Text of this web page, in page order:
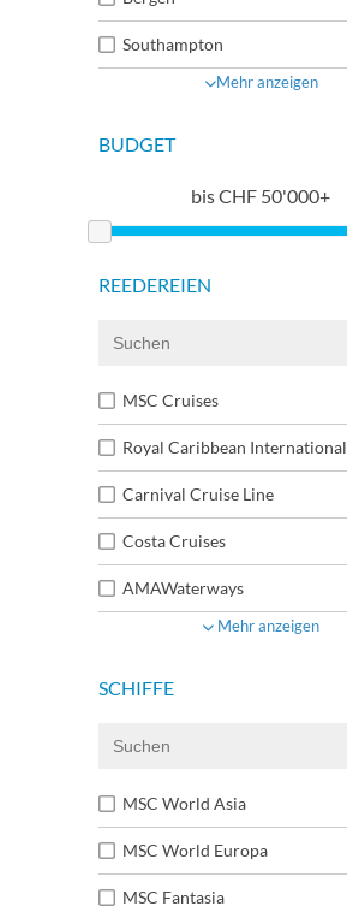
Southampton
Mehr anzeigen
BUDGET
bisCHF 50'000+
REEDEREIEN
MSC Cruises
Royal Caribbean International
Carnival Cruise Line
Costa Cruises
AMAWaterways
Mehr anzeigen
SCHIFFE
MSC World Asia
MSC World Europa
MSC Fantasia